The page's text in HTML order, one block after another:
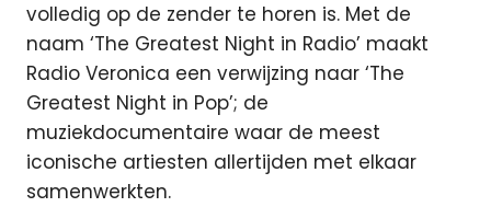
volledig op de zender te horen is. Met de
naam ‘The Greatest Night in Radio’ maakt
Radio Veronica een verwijzing naar ‘The
Greatest Night in Pop’; de
muziekdocumentaire waar de meest
iconische artiesten allertijden met elkaar
samenwerkten.